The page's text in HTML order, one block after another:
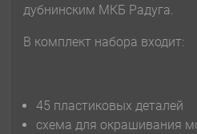
дубнинским МКБ Радуга.
В комплект набора входит:
45 пластиковых деталей
схема для окрашивания